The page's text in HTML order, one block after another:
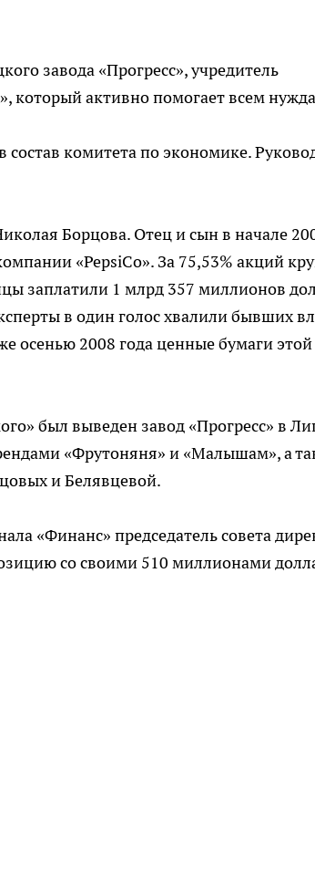
завода «Прогресс», учредитель
который активно помогает всем
состав комитета по экономике.
Борцова. Отец и сын в начале
«PepsiCo». За 75,53% акций
заплатили 1 млрд 357 миллионов
в один голос хвалили бывших
осенью 2008 года ценные бумаги
был выведен завод «Прогресс» в
«Фрутоняня» и «Малышам», а
и Белявцевой.
«Финанс» председатель совета
со своими 510 миллионами